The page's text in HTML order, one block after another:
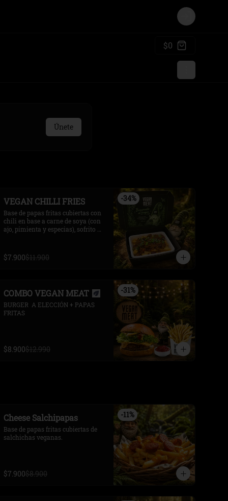
Login
$0
Únete
-34%
VEGAN CHILLI FRIES
Base de papas fritas cubiertas con
chili en base a carne de soya (con
ajo, pimienta y especias), sofrito de
decorado  con rodajas de cebollín.
$7.900$11.900
-31%
COMBO VEGAN MEAT
BURGER  A ELECCIÓN + PAPAS
FRITAS
$8.900$12.990
-11%
Cheese Salchipapas
Base de papas fritas cubiertas de
salchichas veganas.
$7.900$8.900